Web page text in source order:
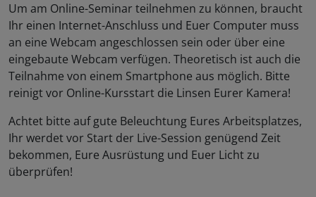
Um am Online-Seminar teilnehmen zu können, braucht
Ihr einen Internet-Anschluss und Euer Computer muss
an eine Webcam angeschlossen sein oder über eine
eingebaute Webcam verfügen. Theoretisch ist auch die
Teilnahme von einem Smartphone aus möglich. Bitte
reinigt vor Online-Kursstart die Linsen Eurer Kamera!
Achtet bitte auf gute Beleuchtung Eures Arbeitsplatzes,
Ihr werdet vor Start der Live-Session genügend Zeit
bekommen, Eure Ausrüstung und Euer Licht zu
überprüfen!